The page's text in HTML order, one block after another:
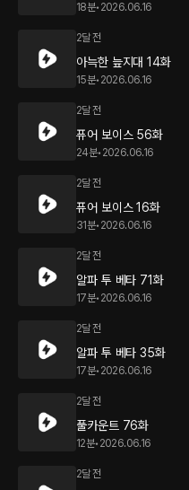
18분• 2026.06.16
2달 전
아늑한 늪지대 14화
15분• 2026.06.16
2달 전
퓨어 보이스 56화
24분• 2026.06.16
2달 전
퓨어 보이스 16화
31분• 2026.06.16
2달 전
알파 투 베타 71화
17분• 2026.06.16
2달 전
알파 투 베타 35화
17분• 2026.06.16
2달 전
풀카운트 76화
12분• 2026.06.16
2달 전